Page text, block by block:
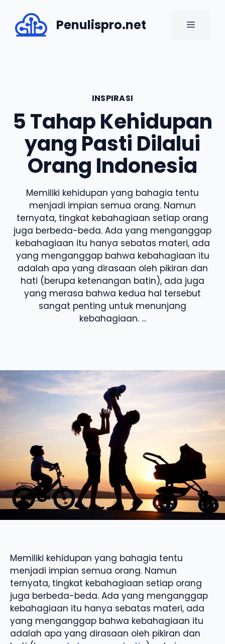
content
Penulispro.net MENU
INSPIRASI
5 Tahap Kehidupan
yang Pasti Dilalui
Orang Indonesia
Memiliki kehidupan yang bahagia tentu
menjadi impian semua orang. Namun
ternyata, tingkat kebahagiaan setiap orang
juga berbeda-beda. Ada yang menganggap
kebahagiaan itu hanya sebatas materi, ada
yang menganggap bahwa kebahagiaan itu
adalah apa yang dirasaan oleh pikiran dan
hati (berupa ketenangan batin), ada juga
yang merasa bahwa kedua hal tersebut
sangat penting untuk menunjang
kebahagiaan. ...
Memiliki kehidupan yang bahagia tentu
menjadi impian semua orang. Namun
ternyata, tingkat kebahagiaan setiap orang
juga berbeda-beda. Ada yang menganggap
kebahagiaan itu hanya sebatas materi, ada
yang menganggap bahwa kebahagiaan itu
adalah apa yang dirasaan oleh pikiran dan